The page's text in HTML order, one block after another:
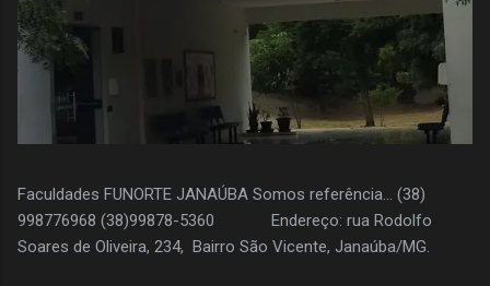
Faculdades FUNORTE JANAÚBA Somos referência... (38)
998776968 (38)99878-5360 Endereço: rua Rodolfo
Soares de Oliveira, 234, Bairro São Vicente, Janaúba/MG.